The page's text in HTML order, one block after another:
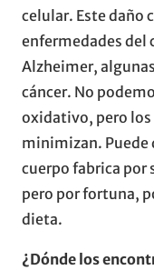
celular. Este daño
enfermedades del
Alzheimer,
cáncer. No
oxidativo, pero
minimizan. Puede
cuerpo fabrica por
pero por fortuna,
dieta.
¿Dónde los